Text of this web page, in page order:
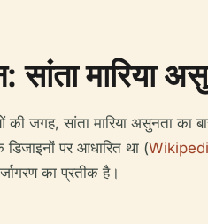
सांता मारिया
जगह, सांता मारिया असुनता का
डिजाइनों पर आधारित था (
का प्रतीक है।